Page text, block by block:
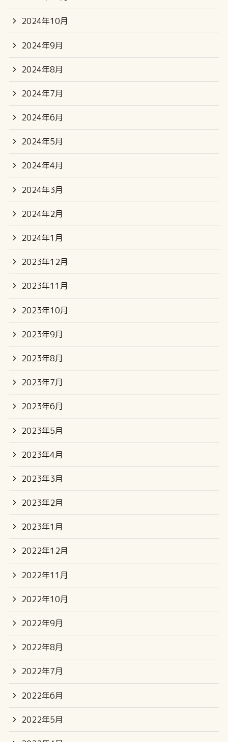
2024年10月
2024年9月
2024年8月
2024年7月
2024年6月
2024年5月
2024年4月
2024年3月
2024年2月
2024年1月
2023年12月
2023年11月
2023年10月
2023年9月
2023年8月
2023年7月
2023年6月
2023年5月
2023年4月
2023年3月
2023年2月
2023年1月
2022年12月
2022年11月
2022年10月
2022年9月
2022年8月
2022年7月
2022年6月
2022年5月